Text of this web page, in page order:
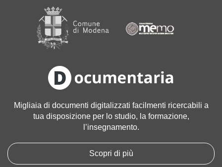
Migliaia di documenti digitalizzati facilmenti ricercabili a
tua disposizione per lo studio, la formazione,
l’insegnamento.
Scopri di più